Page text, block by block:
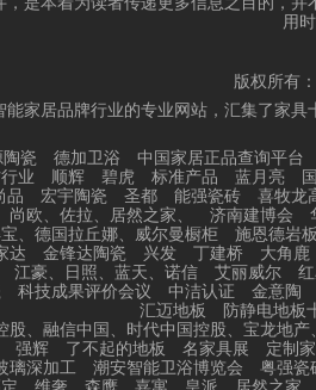
用
版权所有
家居品牌行业的专业网站，汇集了家
陶瓷 德加卫浴 中国家居正品查询平台
业 顺辉 碧虎 标准产品 蓝月亮
品
宏宇陶瓷 圣都 能强瓷砖 喜牧龙
尚欧、佐拉、居然之家、
济南建博会
、德国拉丘娜、威尔曼橱柜
施恩德岩板
达 金锋达陶瓷 兴发 丁建桥 大角鹿
江豪、日照、蓝天、诺信 艾丽威尔
科技成果评价会议 中洁认证 金意陶
汇迈地板
防静电地板
股、融信中国、时代中国控股、宝龙地
强辉 了不起的地板 名家具展 定制
璃深加工 潮安智能卫浴博览会 粤强瓷